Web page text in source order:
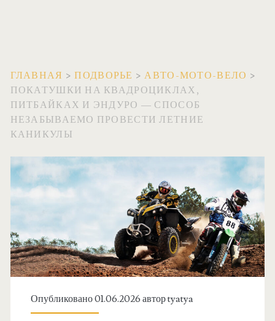
ГЛАВНАЯ >ПОДВОРЬЕ >АВТО-МОТО-ВЕЛО >
ПОКАТУШКИ НА КВАДРОЦИКЛАХ,
ПИТБАЙКАХ И ЭНДУРО — СПОСОБ
НЕЗАБЫВАЕМО ПРОВЕСТИ ЛЕТНИЕ
КАНИКУЛЫ
Опубликовано 01.06.2026 авторtyatya